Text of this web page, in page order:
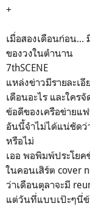
+
เมื่อสองเดือนก่อน...
ของวงในตำนาน
7thSCENE
แหล่งข่าวมีรายละเ
เดือนอะไร และใครจั
ข้อดีของเครือข่ายแ
อันนี้จำไม่ได้แน่ชัดว่
หรือไม่
เออ พอพิมพ์ประโย
ในคอนเสิร์ต cover
ว่าเดือนตุลาจะมี
แต่วันที่แบบเป๊ะๆนี่ข้